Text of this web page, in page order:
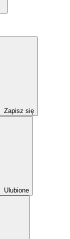
Zapisz się
Ulubione